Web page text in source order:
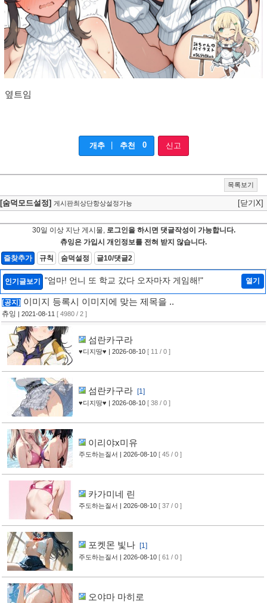
옆트임
개추 추천 0 신고
목록보기
[숨덕모드설정] 게시판최상단항상설정가능 [닫기X]
30일 이상 지난 게시물, 로그인을 하시면 댓글작성이 가능합니다.
츄잉은 가입시 개인정보를 전혀 받지 않습니다.
즐찾추가
규칙 숨덕설정 글10/댓글2
인기글보기 "엄마! 언니 또 학교 갔다 오자마자 게임해!" 열기
[공지] 이미지 등록시 이미지에 맞는 제목을 ..
츄잉 | 2021-08-11 [ 4980 / 2 ]
섬란카구라
♥디지땅♥ | 2026-08-10 [ 11 / 0 ]
섬란카구라 [1]
♥디지땅♥ | 2026-08-10 [ 38 / 0 ]
이리야x미유
주도하는질서 | 2026-08-10 [ 45 / 0 ]
카가미네 린
주도하는질서 | 2026-08-10 [ 37 / 0 ]
포켓몬 빛나 [1]
주도하는질서 | 2026-08-10 [ 61 / 0 ]
오야마 마히로